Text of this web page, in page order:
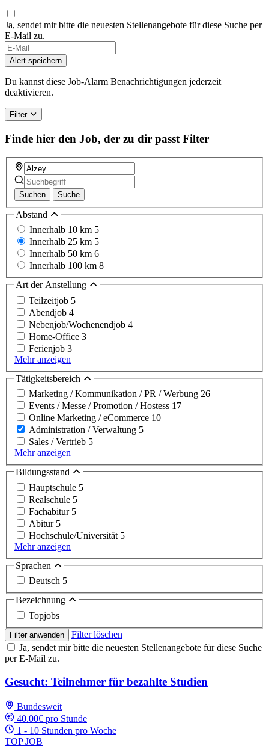
Ja, sendet mir bitte die neuesten Stellenangebote für diese Suche per
E-Mail zu.
Alert speichern
Du kannst diese Job-Alarm Benachrichtigungen jederzeit
deaktivieren.
Filter
Finde hier den Job, der zu dir passt Filter
Suchen Suche
Abstand
Innerhalb 10 km 5
Innerhalb 25 km 5
Innerhalb 50 km 6
Innerhalb 100 km 8
Art der Anstellung
Teilzeitjob 5
Abendjob 4
Nebenjob/Wochenendjob 4
Home-Office 3
Ferienjob 3
Mehr anzeigen
Tätigkeitsbereich
Marketing / Kommunikation / PR / Werbung 26
Events / Messe / Promotion / Hostess 17
Online Marketing / eCommerce 10
Administration / Verwaltung 5
Sales / Vertrieb 5
Mehr anzeigen
Bildungsstand
Hauptschule 5
Realschule 5
Fachabitur 5
Abitur 5
Hochschule/Universität 5
Mehr anzeigen
Sprachen
Deutsch 5
Bezeichnung
Topjobs
Filter anwenden
Filter löschen
Ja, sendet mir bitte die neuesten Stellenangebote für diese Suche
per E-Mail zu.
Gesucht: Teilnehmer für bezahlte Studien
Bundesweit
40.00€ pro Stunde
1 - 10 Stunden pro Woche
TOP JOB